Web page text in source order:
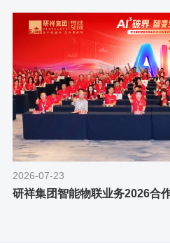
2026-07-23
研祥集团智能物联业务2026合